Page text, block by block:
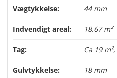
Vægtykkelse: 44 mm
Indvendigt areal: 18.67 m²
Tag: Ca 19
Gulvtykkelse: 18 mm